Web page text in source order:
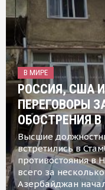
В МИРЕ
РОССИЯ, США
ПЕРЕГОВОРЫ
ОБОСТРЕНИЯ
Высшие
встретились в
противостояния в
всего за
Азербайджан